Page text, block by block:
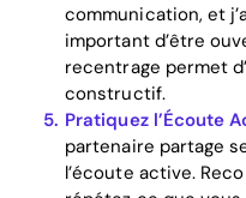
communication, et
important d’être
recentrage permet
constructif.
Pratiquez l’Écoute
partenaire partage
l’écoute active.